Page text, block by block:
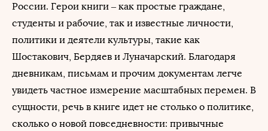
России. Герои книги – как простые граждане,
студенты и рабочие, так и известные личности,
политики и деятели культуры, такие как
Шостакович, Бердяев и Луначарский. Благодаря
дневникам, письмам и прочим документам легче
увидеть частное измерение масштабных перемен. В
сущности, речь в книге идет не столько о политике,
сколько о новой повседневности: привычные